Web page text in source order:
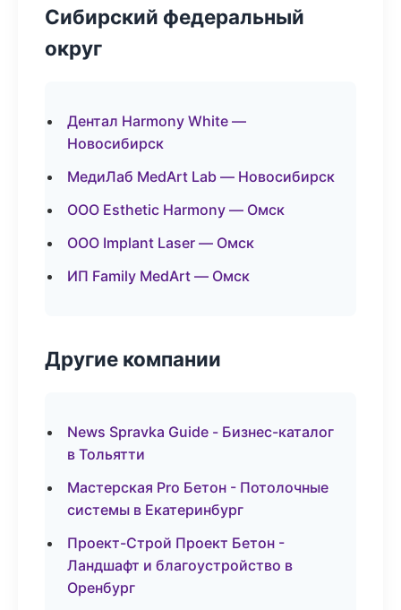
Сибирский федеральный
округ
Дентал Harmony White —
Новосибирск
МедиЛаб MedArt Lab — Новосибирск
ООО Esthetic Harmony — Омск
ООО Implant Laser — Омск
ИП Family MedArt — Омск
Другие компании
News Spravka Guide - Бизнес-каталог
в Тольятти
Мастерская Pro Бетон - Потолочные
системы в Екатеринбург
Проект-Строй Проект Бетон -
Ландшафт и благоустройство в
Оренбург